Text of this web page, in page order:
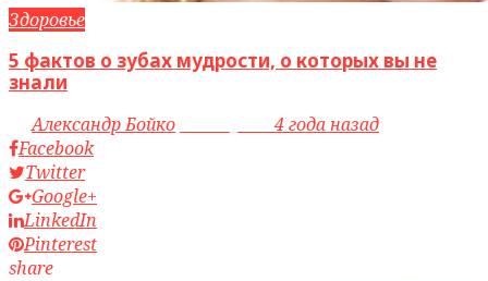
Здоровье
5 фактов о зубах мудрости, о которых вы не
знали
byАлександр Бойко
4 года назад
Facebook
Twitter
Google+
LinkedIn
Pinterest
share